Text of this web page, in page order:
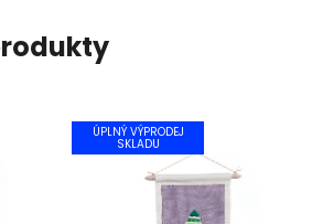
ÚPLNÝ VÝPRODEJ
SKLADU